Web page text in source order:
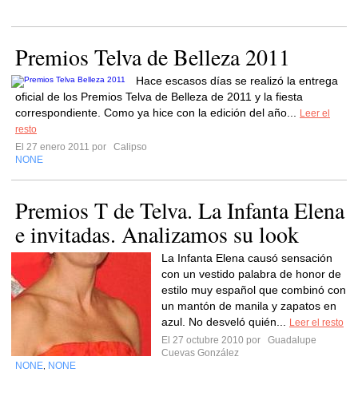
Premios Telva de Belleza 2011
Hace escasos días se realizó la entrega
oficial de los Premios Telva de Belleza de 2011 y la fiesta
correspondiente. Como ya hice con la edición del año...
Leer el
resto
El 27 enero 2011 por
Calipso
NONE
Premios T de Telva. La Infanta Elena
e invitadas. Analizamos su look
La Infanta Elena causó sensación
con un vestido palabra de honor de
estilo muy español que combinó con
un mantón de manila y zapatos en
azul. No desveló quién...
Leer el resto
El 27 octubre 2010 por
Guadalupe
Cuevas González
NONE NONE